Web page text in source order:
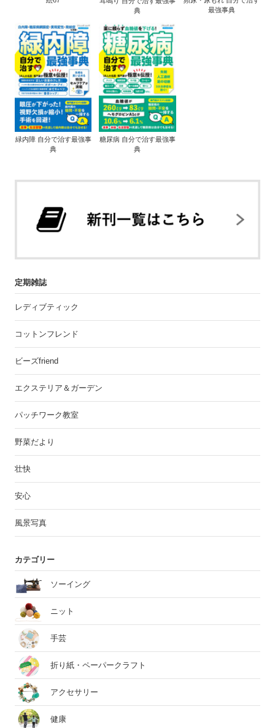
典
最強事典
緑内障 自分で治す最強事
典
糖尿病 自分で治す最強事
典
定期雑誌
レディブティック
コットンフレンド
ビーズfriend
エクステリア＆ガーデン
パッチワーク教室
野菜だより
壮快
安心
風景写真
カテゴリー
ソーイング
ニット
手芸
折り紙・ペーパークラフト
アクセサリー
健康